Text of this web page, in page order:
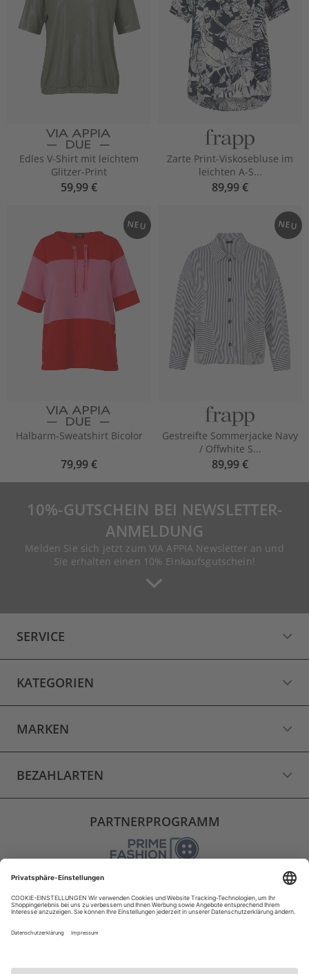
Edles V-Shirt mit leichtem
Glitzer-Print
59,99 €
Zarte Print-Viskosebluse im
leichten A-S...
89,99 €
NEU
Halbarm-Sweatshirt Bicolor
79,99 €
NEU
Gestreifte Sommerjacke Navy
/ Offwhite S...
89,99 €
10%-GUTSCHEIN BEI NEWSLETTER-
ANMELDUNG
Melden Sie sich jetzt zum VIA APPIA Newsletter an und
Sie erhalten einen 10% Einkaufsgutschein!
SERVICE
KATEGORIEN
MARKEN
BEZAHLARTEN
PARTNERPROGRAMM
VERSAND